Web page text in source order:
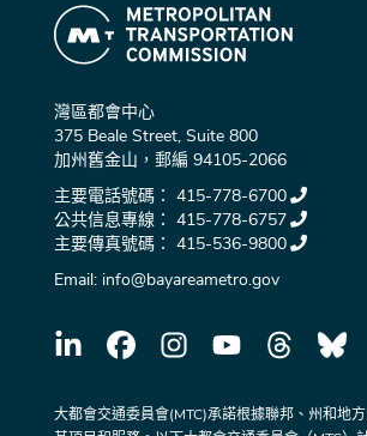
灣區都會中心
375 Beale Street, Suite 800
加州舊金山，郵編 94105-2066
主要電話號碼： 415-778-6700
公共信息專線： 415-778-6757
主要傳真號碼： 415-536-9800
Email: info@bayareametro.gov
大都會交通委員會(MTC)承諾根據聯邦、州和地